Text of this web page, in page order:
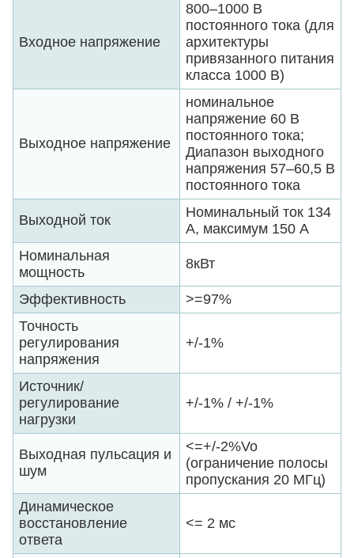
Входное напряжение
800–1000 В
постоянного тока (для
архитектуры
привязанного питания
класса 1000 В)
Выходное напряжение
номинальное
напряжение 60 В
постоянного тока;
Диапазон выходного
напряжения 57–60,5 В
постоянного тока
Выходной ток
Номинальный ток 134
А, максимум 150 А
Номинальная
мощность
8кВт
Эффективность
>=97%
Точность
регулирования
напряжения
+/-1%
Источник/
регулирование
нагрузки
+/-1% / +/-1%
Выходная пульсация и
шум
<=+/-2%Vo
(ограничение полосы
пропускания 20 МГц)
Динамическое
восстановление
ответа
<= 2 мс